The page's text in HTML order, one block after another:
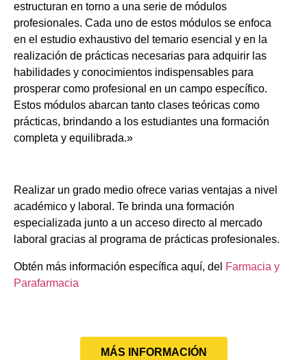
estructuran en torno a una serie de módulos
profesionales. Cada uno de estos módulos se enfoca
en el estudio exhaustivo del temario esencial y en la
realización de prácticas necesarias para adquirir las
habilidades y conocimientos indispensables para
prosperar como profesional en un campo específico.
Estos módulos abarcan tanto clases teóricas como
prácticas, brindando a los estudiantes una formación
completa y equilibrada.»
Realizar un grado medio ofrece varias ventajas a nivel
académico y laboral. Te brinda una formación
especializada junto a un acceso directo al mercado
laboral gracias al programa de prácticas profesionales.
Obtén más información específica aquí, del Farmacia y
Parafarmacia
MÁS INFORMACIÓN